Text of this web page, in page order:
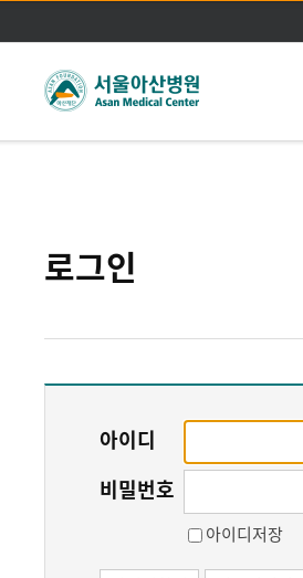
주메뉴바로가기
본문바로가기
로그인
아이디
비밀번호
아이디저장